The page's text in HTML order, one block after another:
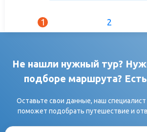
1 2
Не нашли нужный тур?
подборе маршрута?
Оставьте свои данные, наш специалист
поможет подобрать путешествие и